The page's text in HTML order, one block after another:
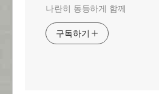
나란히 동등하게 함께
구독하기